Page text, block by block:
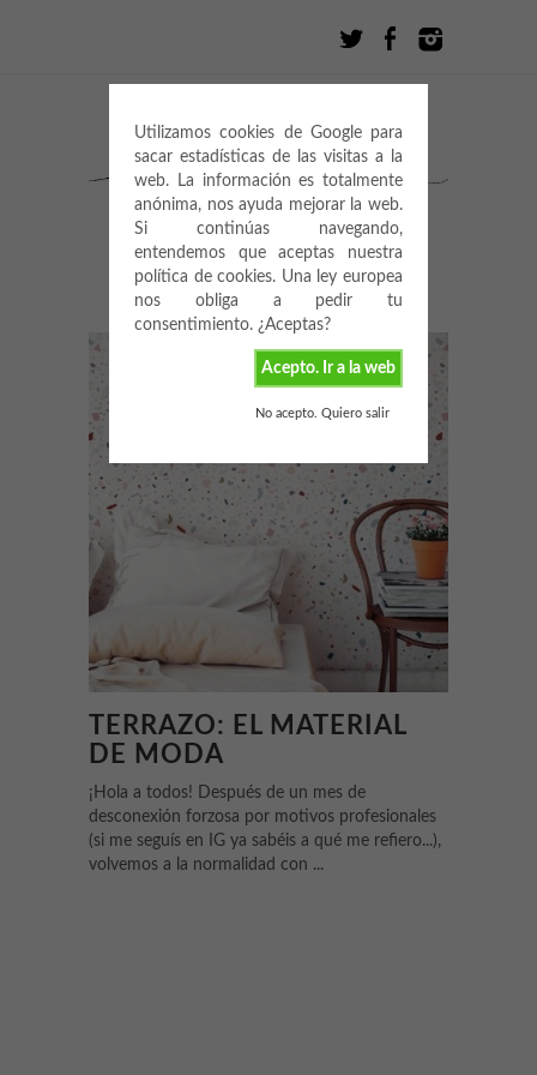
Utilizamos cookies de Google para
sacar estadísticas de las visitas a la
web. La información es totalmente
anónima, nos ayuda mejorar la web.
Si continúas navegando,
entendemos que aceptas nuestra
política de cookies. Una ley europea
nos obliga a pedir tu
consentimiento. ¿Aceptas?
Acepto. Ir a la web
No acepto. Quiero salir
TERRAZO: EL MATERIAL
DE MODA
¡Hola a todos! Después de un mes de
desconexión forzosa por motivos profesionales
(si me seguís en IG ya sabéis a qué me refiero...),
volvemos a la normalidad con ...